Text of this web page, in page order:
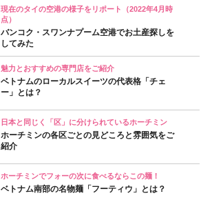
現在のタイの空港の様子をリポート（2022年4月時
点）
バンコク・スワンナプーム空港でお土産探しを
してみた
魅力とおすすめの専門店をご紹介
ベトナムのローカルスイーツの代表格「チェ
ー」とは？
日本と同じく「区」に分けられているホーチミン
ホーチミンの各区ごとの見どころと雰囲気をご
紹介
ホーチミンでフォーの次に食べるならこの麺！
ベトナム南部の名物麺「フーティウ」とは？